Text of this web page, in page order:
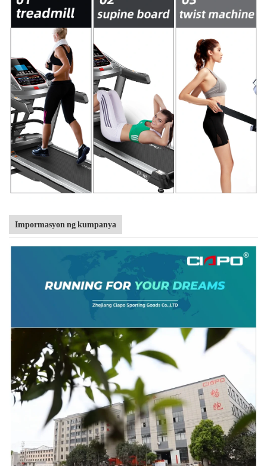
Impormasyon ng kumpanya